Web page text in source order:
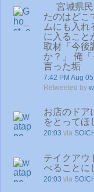
宮城県
たのはどこ
ムにも入れ
に入ること
取材「今後
か？」 俺
言った垢
7:42 PM Aug
Retweeted by
お店のドア
をとってほ
20:03 via
テイクアウ
べることに
20:03 via